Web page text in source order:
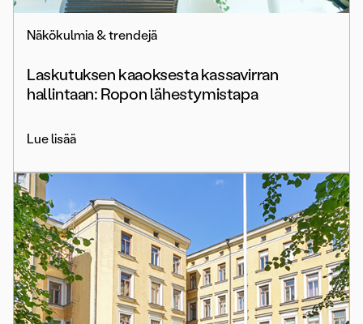
Näkökulmia & trendejä
Laskutuksen kaaoksesta kassavirran
hallintaan: Ropon lähestymistapa
Lue lisää